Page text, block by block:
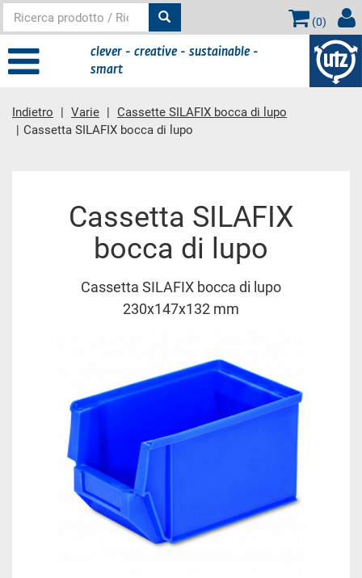
(0)
clever - creative - sustainable -
smart
Indietro Varie
Cassette SILAFIX bocca di lupo
Cassetta SILAFIX bocca di lupo
Cassetta SILAFIX
bocca di lupo
Cassetta SILAFIX bocca di lupo
230x147x132 mm